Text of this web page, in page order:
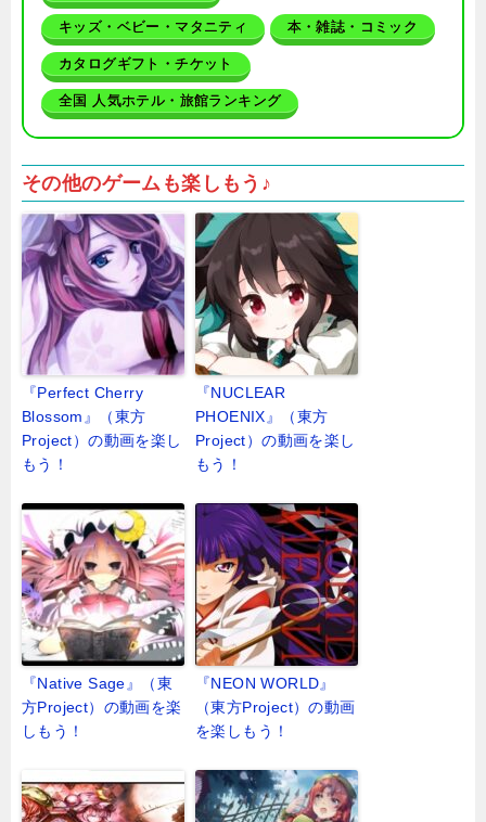
キッズ・ベビー・マタニティ 本・雑誌・コミック
カタログギフト・チケット
全国 人気ホテル・旅館ランキング
その他のゲームも楽しもう♪
『Perfect Cherry
Blossom』（東方
Project）の動画を楽し
もう！
『NUCLEAR
PHOENIX』（東方
Project）の動画を楽し
もう！
『Native Sage』（東
方Project）の動画を楽
しもう！
『NEON WORLD』
（東方Project）の動画
を楽しもう！